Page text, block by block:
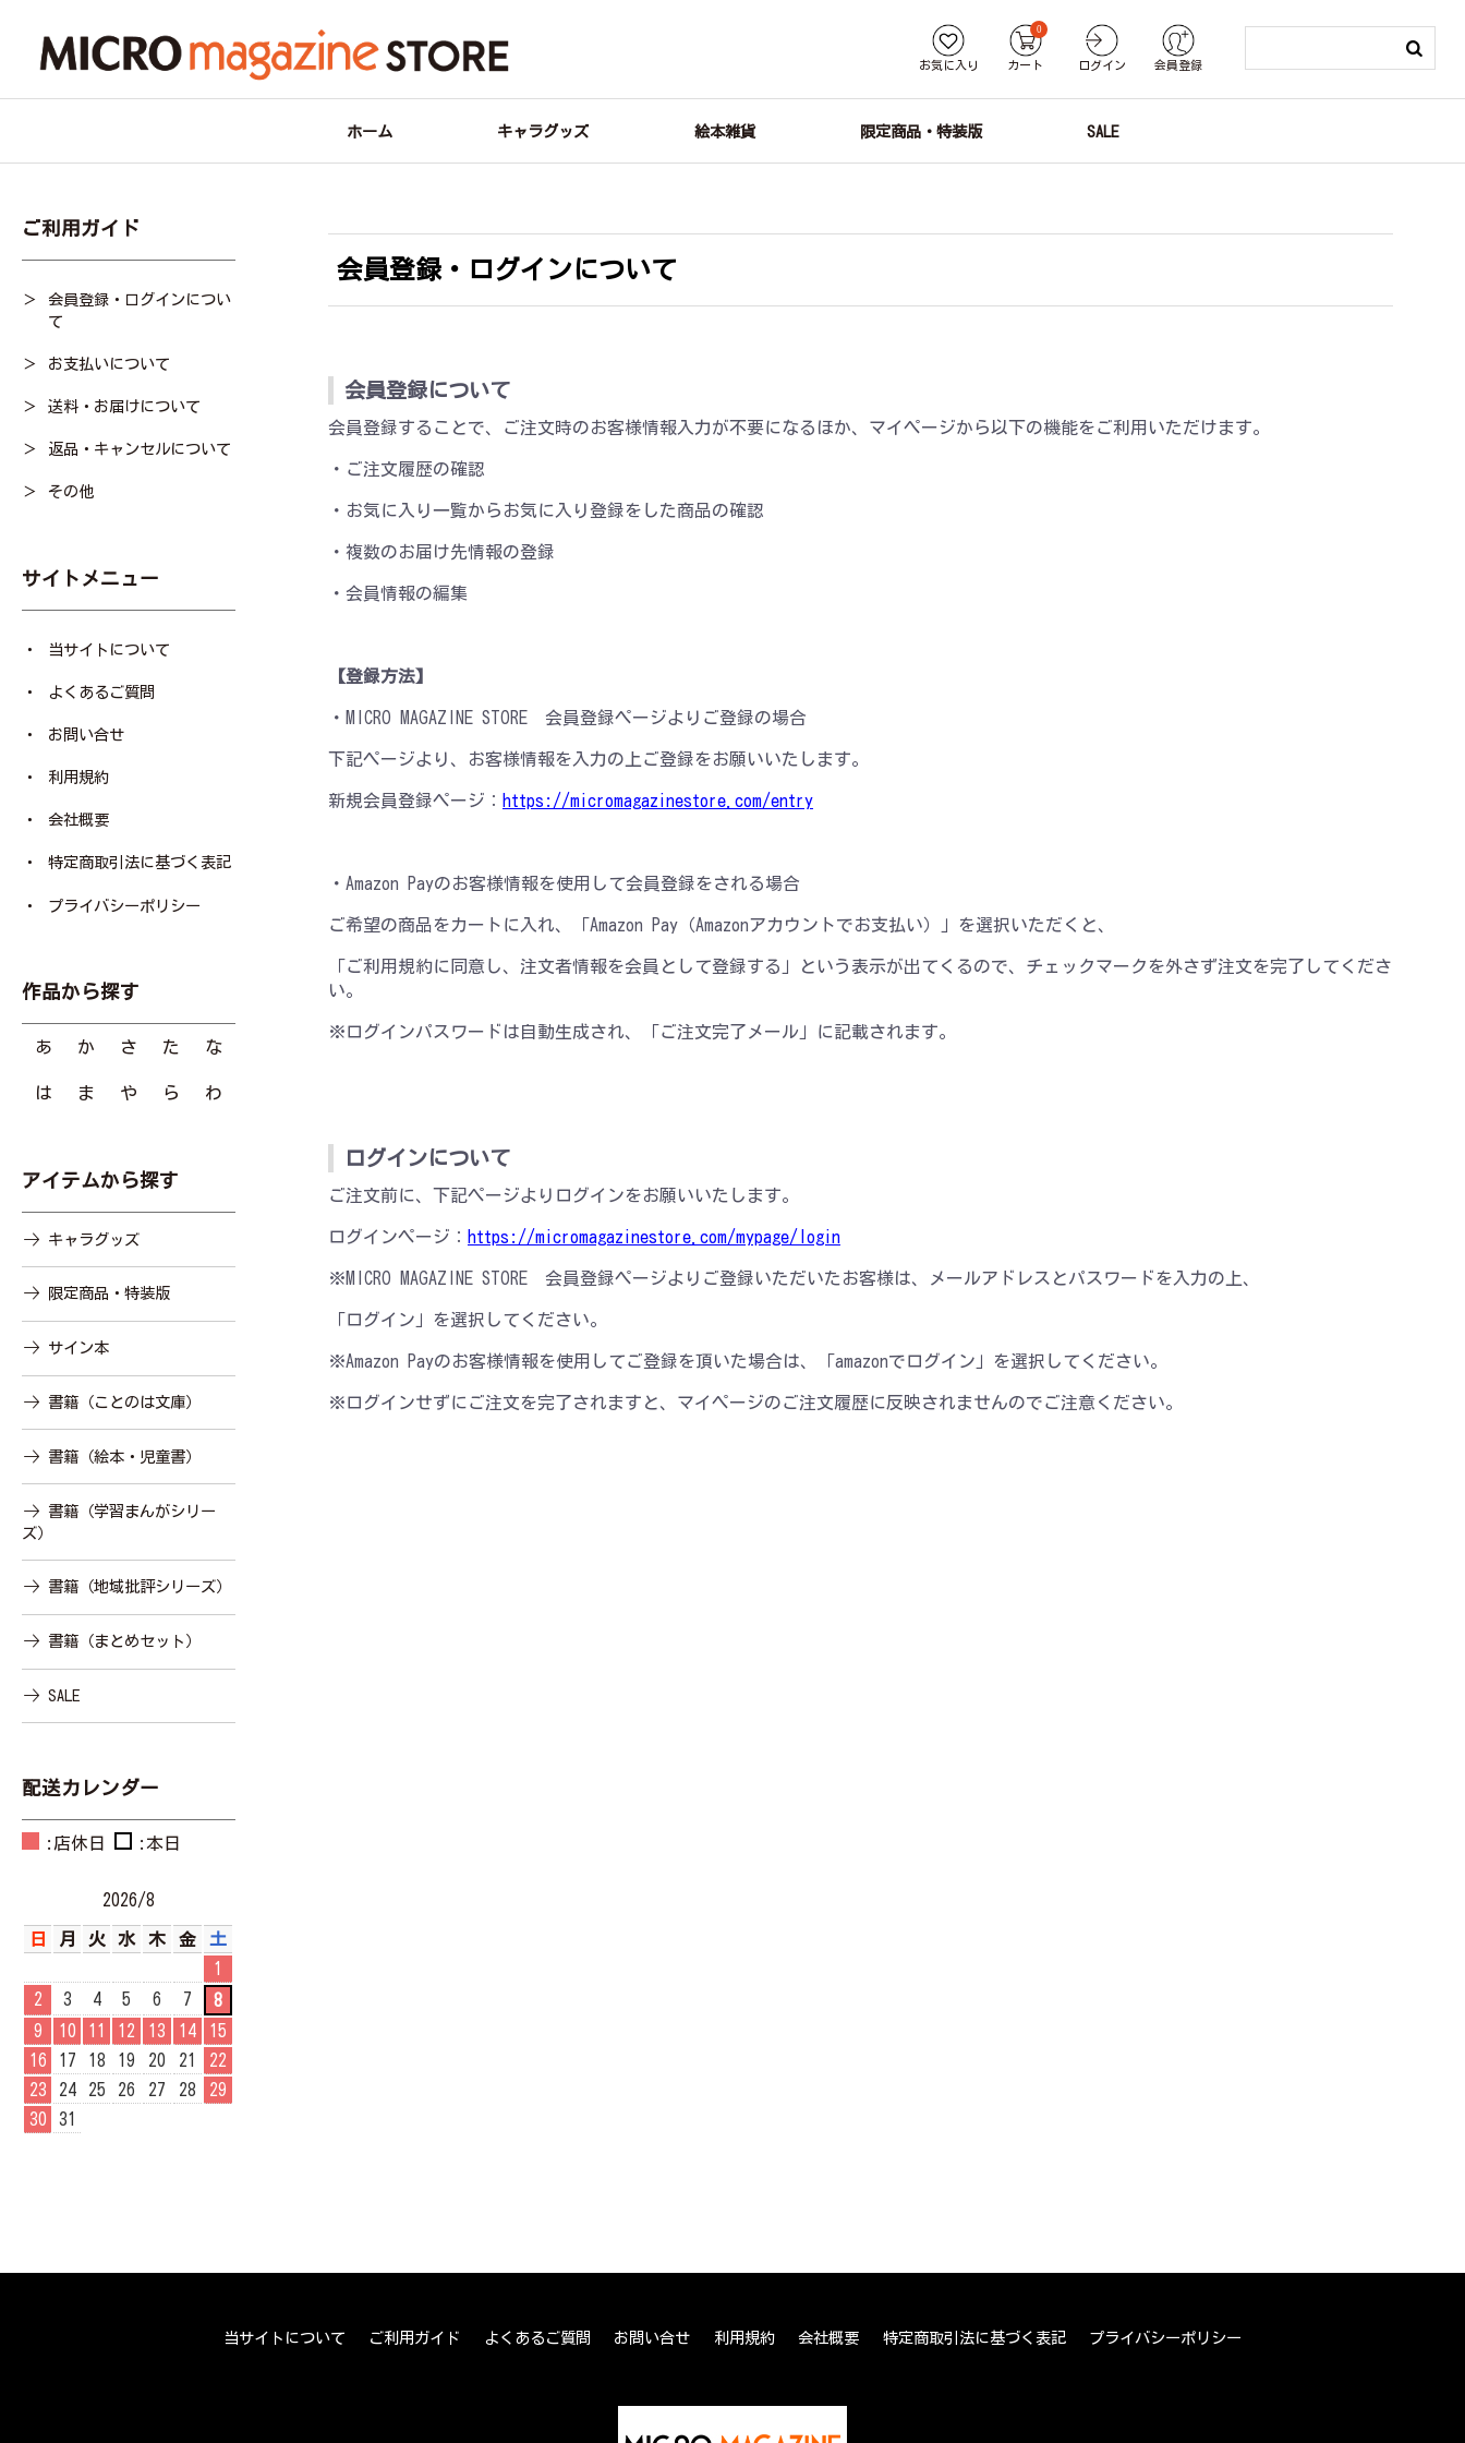
お気に入り カート
0
ログイン 会員登録
ホーム キャラグッズ 絵本雑貨 限定商品・特装版 SALE
ご利用ガイド
会員登録・ログインについ
て
お支払いについて
送料・お届けについて
返品・キャンセルについて
その他
サイトメニュー
当サイトについて
よくあるご質問
お問い合せ
利用規約
会社概要
特定商取引法に基づく表記
プライバシーポリシー
作品から探す
あ か さ た な
は ま や ら わ
アイテムから探す
キャラグッズ
限定商品・特装版
サイン本
書籍（ことのは文庫）
書籍（絵本・児童書）
書籍（学習まんがシリー
ズ）
書籍（地域批評シリーズ）
書籍（まとめセット）
SALE
配送カレンダー
:店休日 :本日
2026/8
日 月 火 水 木 金 土
1
2
3 4 5 6 7
8
9
10 11 12 13 14 15
16 17 18 19 20 21 22
23 24 25 26 27 28 29
30 31
会員登録・ログインについて
会員登録について
会員登録することで、ご注文時のお客様情報入力が不要になるほか、マイページから以下の機能をご利用いただけます。
・ご注文履歴の確認
・お気に入り一覧からお気に入り登録をした商品の確認
・複数のお届け先情報の登録
・会員情報の編集
【登録方法】
・MICRO MAGAZINE STORE 会員登録ページよりご登録の場合
下記ページより、お客様情報を入力の上ご登録をお願いいたします。
新規会員登録ページ： https://micromagazinestore.com/entry
・Amazon Payのお客様情報を使用して会員登録をされる場合
ご希望の商品をカートに入れ、「Amazon Pay（Amazonアカウントでお支払い）」を選択いただくと、
「ご利用規約に同意し、注文者情報を会員として登録する」という表示が出てくるので、チェックマークを外さず注文を完了してくださ
い。
※ログインパスワードは自動生成され、「ご注文完了メール」に記載されます。
ログインについて
ご注文前に、下記ページよりログインをお願いいたします。
ログインページ： https://micromagazinestore.com/mypage/login
※MICRO MAGAZINE STORE 会員登録ページよりご登録いただいたお客様は、メールアドレスとパスワードを入力の上、
「ログイン」を選択してください。
※Amazon Payのお客様情報を使用してご登録を頂いた場合は、「amazonでログイン」を選択してください。
※ログインせずにご注文を完了されますと、マイページのご注文履歴に反映されませんのでご注意ください。
当サイトについて ご利用ガイド よくあるご質問 お問い合せ 利用規約 会社概要 特定商取引法に基づく表記 プライバシーポリシー